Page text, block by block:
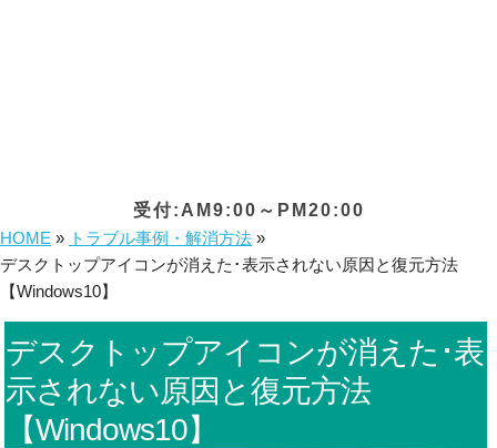
受付:AM9:00～PM20:00
HOME » トラブル事例・解消方法 »
デスクトップアイコンが消えた･表示されない原因と復元方法
【Windows10】
デスクトップアイコンが消えた･表
示されない原因と復元方法
【Windows10】